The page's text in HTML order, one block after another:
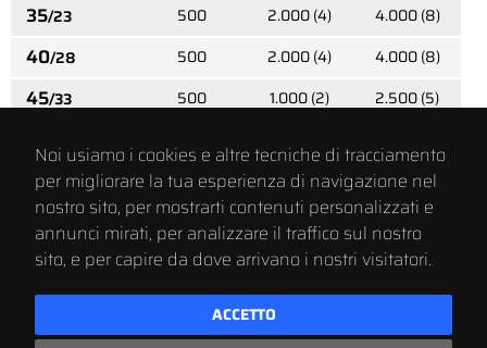
Noi usiamo i cookies e altre tecniche di tracciamento
per migliorare la tua esperienza di navigazione nel
nostro sito, per mostrarti contenuti personalizzati e
annunci mirati, per analizzare il traffico sul nostro
sito, e per capire da dove arrivano i nostri visitatori.
ACCETTO
35/23 500 2.000 (4) 4.000 (8)
40/28 500 2.000 (4) 4.000 (8)
45/33 500 1.000 (2) 2.500 (5)
60/48 500 1.000 (2) 2.000 (4)
70 200 800 (4) 1.600 (8)
80/68 200 800 (4) 1.600 (8)
5x
60/48 500 1.000 (2) 1.500 (3)